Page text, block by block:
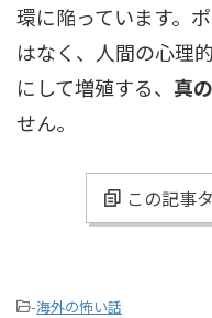
環に陥っています。
はなく、人間の心理
にして増殖する、 真
せん。
この記事
-海外の怖い話